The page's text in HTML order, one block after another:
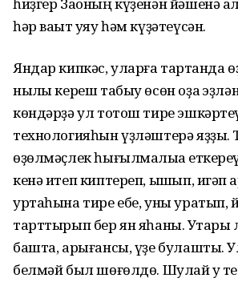
һәр ваҡыт уяу һәм күҙәтеүсән.
Яндар кипкәс, уларға тартҡанда
ныҡлы кереш табыу өсөн оҙаҡ
көндәрҙә ул тотош тире
технологияһын үҙләштерә яҙҙы.
өҙөлмәҫлек һығылмалыҡҡа
кенә итеп киптереп, ышҡып, игәп
уртаһына тире ебе, уны уратып,
тарттырып бер ян яһаны. Уҡтары
башта, арығансы, үҙе булашты.
белмәй был шөғөлдө. Шулай уҡ